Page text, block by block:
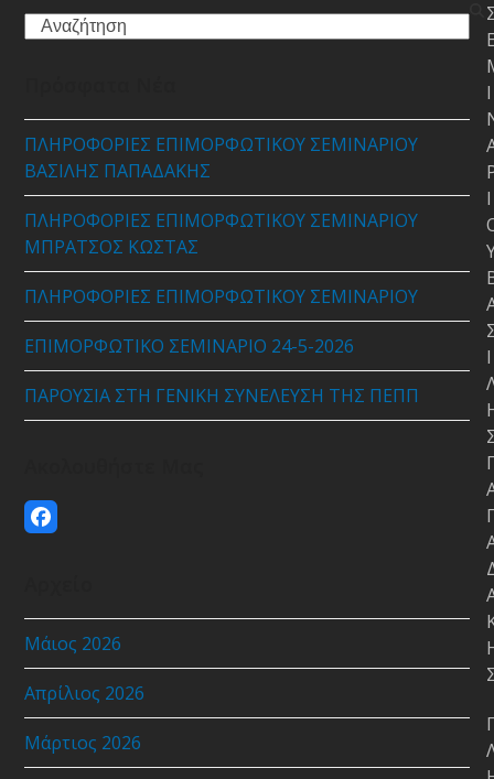
Search
ΠΛΗΡΟΦΟΡΙΕΣ ΕΠΙΜΟΡΦΩΤΙΚΟΥ ΣΕΜΙΝΑΡΙΟΥ
ΒΑΣΙΛΗΣ ΠΑΠΑΔΑΚΗΣ
ΠΛΗΡΟΦΟΡΙΕΣ ΕΠΙΜΟΡΦΩΤΙΚΟΥ ΣΕΜΙΝΑΡΙΟΥ
ΜΠΡΑΤΣΟΣ ΚΩΣΤΑΣ
ΠΛΗΡΟΦΟΡΙΕΣ ΕΠΙΜΟΡΦΩΤΙΚΟΥ ΣΕΜΙΝΑΡΙΟΥ
ΕΠΙΜΟΡΦΩΤΙΚΟ ΣΕΜΙΝΑΡΙΟ 24-5-2026
ΠΑΡΟΥΣΙΑ ΣΤΗ ΓΕΝΙΚΗ ΣΥΝΕΛΕΥΣΗ ΤΗΣ ΠΕΠΠ
Facebook
Μάιος 2026
Απρίλιος 2026
Μάρτιος 2026
Ι
Ι
Ι